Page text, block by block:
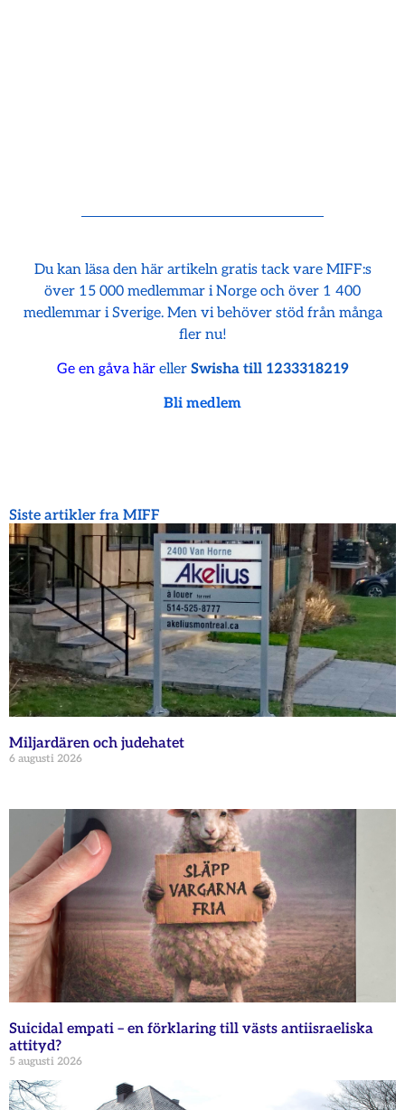
Du kan läsa den här artikeln gratis tack vare MIFF:s
över 15 000 medlemmar i Norge och över 1 400
medlemmar i Sverige. Men vi behöver stöd från många
fler nu!
Ge en gåva häreller Swisha till 1233318219
Bli medlem
Siste artikler fra MIFF
Miljardären och judehatet
6 augusti 2026
Suicidal empati – en förklaring till västs antiisraeliska
attityd?
5 augusti 2026